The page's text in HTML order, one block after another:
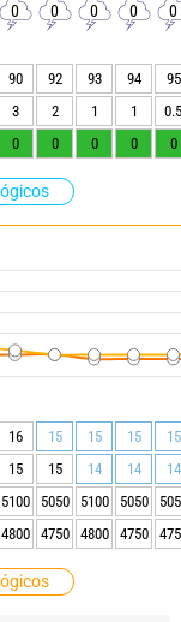
0 0 0 0 0
90 92 93 94
95
3 2 1 1
0.5
0 0 0 0 0
16 15 15 15
15
15 15 14 14
14
5100 5050 5100 5050
4800 4750 4800 4750